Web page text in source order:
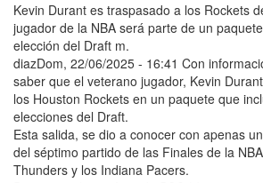
Kevin Durant es traspasado a los Rockets
jugador de la NBA será parte de un
elección del Draft m.
diazDom, 22/06/2025 - 16:41 Con
saber que el veterano jugador, Kevin
los Houston Rockets en un paquete que
elecciones del Draft.
Esta salida, se dio a conocer con apenas
del séptimo partido de las Finales de la
Thunders y los Indiana Pacers.